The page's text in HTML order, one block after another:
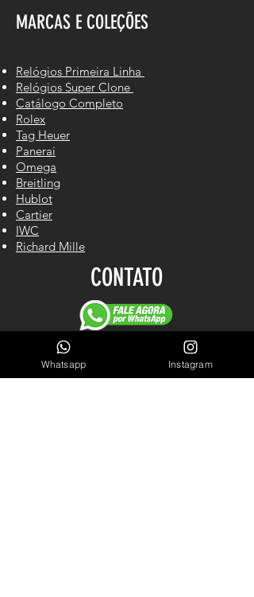
MARCAS E COLEÇÕES
Relógios Primeira Linha
Relógios Super Clone
Catálogo Completo
Rolex
Tag Heuer
Panerai
Omega
Breitling
Hublot
Cartier
IWC
Richard Mille
CONTATO
Cel/WhastApp: (61) 98140-2550
LINKS ÚTEIS
Whatsapp Instagram